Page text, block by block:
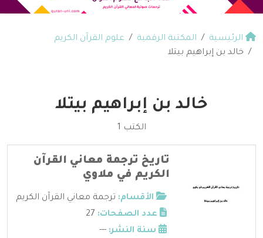
الرئيسية المكتبة الرقمية
علوم القرآن الكريم
خالد بن إبراهيم بيتلا
خالد بن إبراهيم بيتلا
الكتب 1
تاريخ ترجمة معاني القرآن
الكريم في ملاوي
الأقسام: ترجمة معاني القرآن الكريم
عدد الصفحات:
سنة النشر: ---